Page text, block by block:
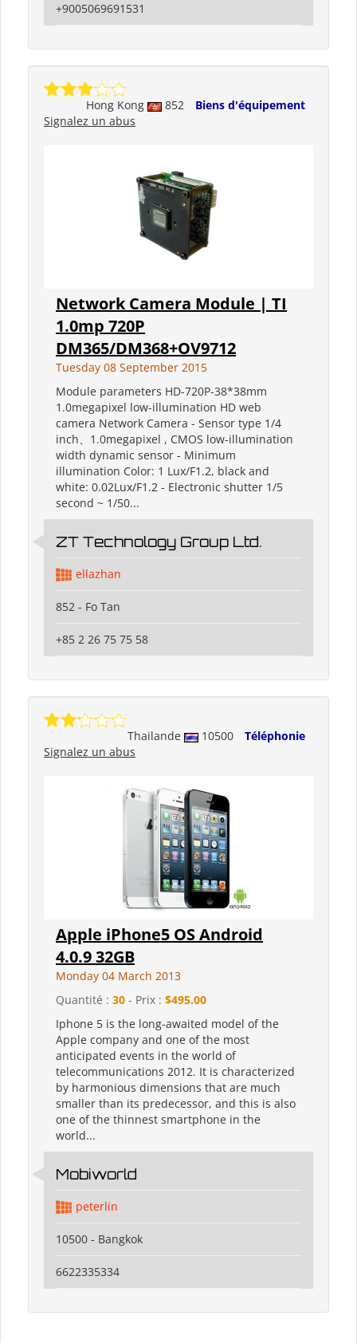
+9005069691531
Hong Kong 852
Biens d'équipement
Signalez un abus
Network Camera Module | TI
1.0mp 720P
DM365/DM368+OV9712
Tuesday 08 September 2015
Module parameters HD-720P-38*38mm
1.0megapixel low-illumination HD web
camera Network Camera - Sensor type 1/4
inch、1.0megapixel , CMOS low-illumination
width dynamic sensor - Minimum
illumination Color: 1 Lux/F1.2, black and
white: 0.02Lux/F1.2 - Electronic shutter 1/5
second ~ 1/50...
ZT Technology Group Ltd.
ellazhan
852 - Fo Tan
+85 2 26 75 75 58
Thailande 10500
Téléphonie
Signalez un abus
Apple iPhone5 OS Android
4.0.9 32GB
Monday 04 March 2013
Quantité : 30 - Prix : $495.00
Iphone 5 is the long-awaited model of the
Apple company and one of the most
anticipated events in the world of
telecommunications 2012. It is characterized
by harmonious dimensions that are much
smaller than its predecessor, and this is also
one of the thinnest smartphone in the
world...
Mobiworld
peterlin
10500 - Bangkok
6622335334